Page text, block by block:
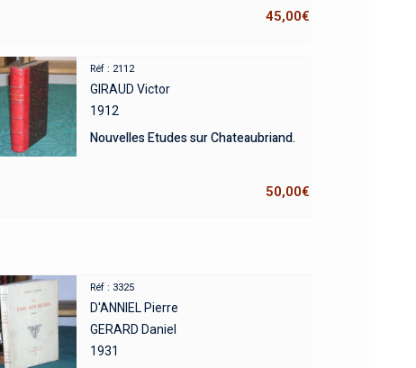
45,00€
Réf : 2112
GIRAUD Victor
1912
Nouvelles Etudes sur Chateaubriand.
50,00€
Réf : 3325
D'ANNIEL Pierre
GERARD Daniel
1931